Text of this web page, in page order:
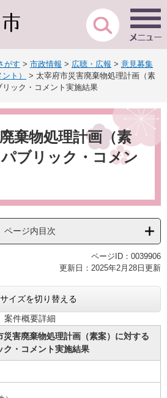
がす > 市政情報 > 広聴・広報 > 意見募集
ト）
> 太宰府市災害廃棄物処理計画（素
ック・コメント実施結果
棄物処理計画（素
ブリック・コメン
ページ内目次
ページID：0039906
更新日：2025年2月28日更新
イズを切り替える
案件概要詳細
災害廃棄物処理計画（素案）に対する
ク・コメント実施結果